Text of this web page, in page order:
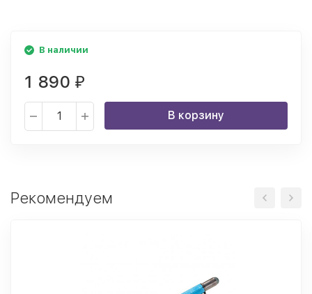
В наличии
1 890 ₽
В корзину
Рекомендуем